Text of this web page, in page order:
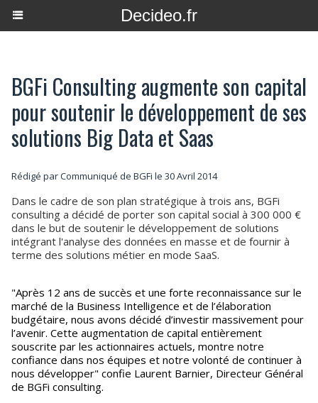
Decideo.fr
BGFi Consulting augmente son capital
pour soutenir le développement de ses
solutions Big Data et Saas
Rédigé par Communiqué de BGFi le 30 Avril 2014
Dans le cadre de son plan stratégique à trois ans, BGFi
consulting a décidé de porter son capital social à 300 000 €
dans le but de soutenir le développement de solutions
intégrant l'analyse des données en masse et de fournir à
terme des solutions métier en mode SaaS.
"Après 12 ans de succès et une forte reconnaissance sur le
marché de la Business Intelligence et de l’élaboration
budgétaire, nous avons décidé d’investir massivement pour
l’avenir. Cette augmentation de capital entièrement
souscrite par les actionnaires actuels, montre notre
confiance dans nos équipes et notre volonté de continuer à
nous développer" confie Laurent Barnier, Directeur Général
de BGFi consulting.